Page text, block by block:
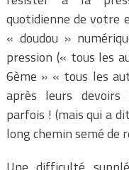
quotidienne de votre
« doudou »
pression (« tous les
6ème » « tous les
après leurs devoirs
parfois ! (mais qui a
long chemin semé de